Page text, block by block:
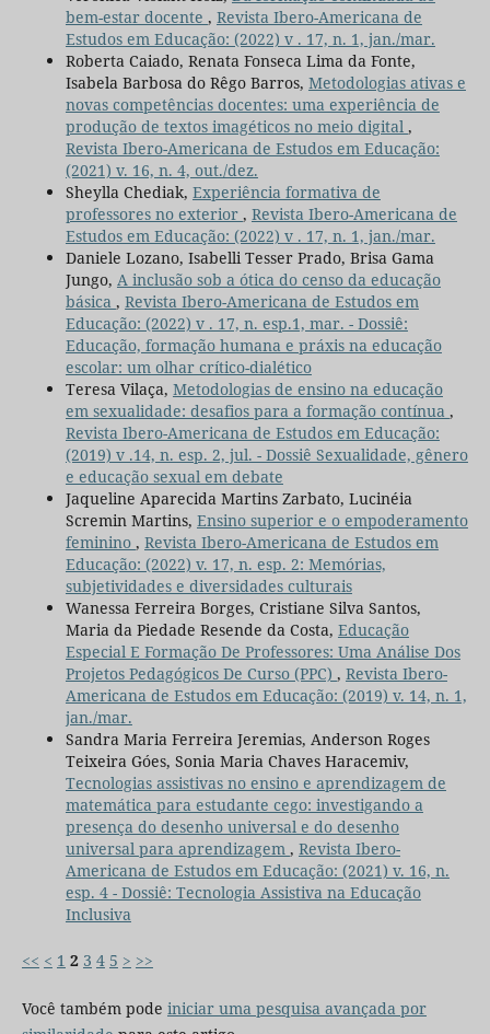
bem-estar docente , Revista Ibero-Americana de
Estudos em Educação: (2022) v . 17, n. 1, jan./mar.
Roberta Caiado, Renata Fonseca Lima da Fonte,
Isabela Barbosa do Rêgo Barros, Metodologias ativas e
novas competências docentes: uma experiência de
produção de textos imagéticos no meio digital ,
Revista Ibero-Americana de Estudos em Educação:
(2021) v. 16, n. 4, out./dez.
Sheylla Chediak, Experiência formativa de
professores no exterior , Revista Ibero-Americana de
Estudos em Educação: (2022) v . 17, n. 1, jan./mar.
Daniele Lozano, Isabelli Tesser Prado, Brisa Gama
Jungo, A inclusão sob a ótica do censo da educação
básica , Revista Ibero-Americana de Estudos em
Educação: (2022) v . 17, n. esp.1, mar. - Dossiê:
Educação, formação humana e práxis na educação
escolar: um olhar crítico-dialético
Teresa Vilaça, Metodologias de ensino na educação
em sexualidade: desafios para a formação contínua ,
Revista Ibero-Americana de Estudos em Educação:
(2019) v .14, n. esp. 2, jul. - Dossiê Sexualidade, gênero
e educação sexual em debate
Jaqueline Aparecida Martins Zarbato, Lucinéia
Scremin Martins, Ensino superior e o empoderamento
feminino , Revista Ibero-Americana de Estudos em
Educação: (2022) v. 17, n. esp. 2: Memórias,
subjetividades e diversidades culturais
Wanessa Ferreira Borges, Cristiane Silva Santos,
Maria da Piedade Resende da Costa, Educação
Especial E Formação De Professores: Uma Análise Dos
Projetos Pedagógicos De Curso (PPC) , Revista Ibero-
Americana de Estudos em Educação: (2019) v. 14, n. 1,
jan./mar.
Sandra Maria Ferreira Jeremias, Anderson Roges
Teixeira Góes, Sonia Maria Chaves Haracemiv,
Tecnologias assistivas no ensino e aprendizagem de
matemática para estudante cego: investigando a
presença do desenho universal e do desenho
universal para aprendizagem , Revista Ibero-
Americana de Estudos em Educação: (2021) v. 16, n.
esp. 4 - Dossiê: Tecnologia Assistiva na Educação
Inclusiva
<< < 1 2 3 4 5 > >>
Você também pode iniciar uma pesquisa avançada por